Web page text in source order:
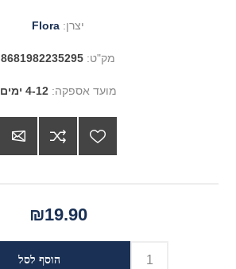
יצרן: Flora
מק"ט: 8681982235295
מועד אספקה: 4-12 ימים
₪19.90